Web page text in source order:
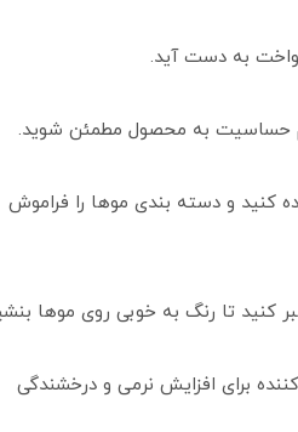
حساسیت به محصول مطمئن شوید.
کنید و دسته بندی موها را فراموش
برای افزایش نرمی و درخشندگی